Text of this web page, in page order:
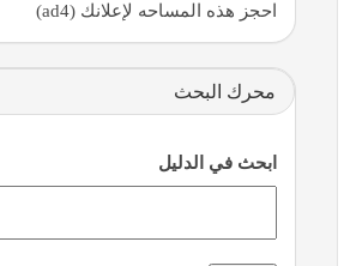
احجز هذه المساحه لإعلانك (ad4)
محرك البحث
ابحث في الدليل